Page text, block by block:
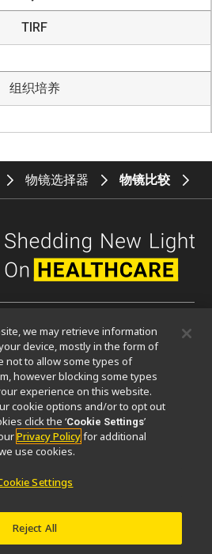
TIRF
组织培养
物镜选择器 物镜比较
being 显微镜事业100周年
we may retrieve information
device, mostly in the form of
not to allow some types of
however blocking some types
experience on this website.
cookie options and/or to opt out
click the ‘Cookie Settings’
Privacy Policyfor additional
use cookies.
Settings
Reject All